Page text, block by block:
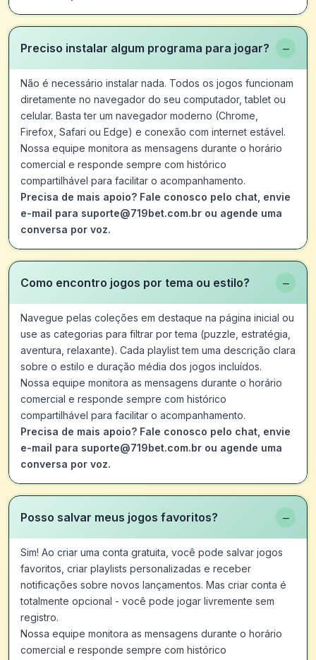
Preciso instalar algum programa para jogar? −
Não é necessário instalar nada. Todos os jogos funcionam
diretamente no navegador do seu computador, tablet ou
celular. Basta ter um navegador moderno (Chrome,
Firefox, Safari ou Edge) e conexão com internet estável.
Nossa equipe monitora as mensagens durante o horário
comercial e responde sempre com histórico
compartilhável para facilitar o acompanhamento.
Precisa de mais apoio? Fale conosco pelo chat, envie
e-mail para suporte@719bet.com.br ou agende uma
conversa por voz.
Como encontro jogos por tema ou estilo? −
Navegue pelas coleções em destaque na página inicial ou
use as categorias para filtrar por tema (puzzle, estratégia,
aventura, relaxante). Cada playlist tem uma descrição clara
sobre o estilo e duração média dos jogos incluídos.
Nossa equipe monitora as mensagens durante o horário
comercial e responde sempre com histórico
compartilhável para facilitar o acompanhamento.
Precisa de mais apoio? Fale conosco pelo chat, envie
e-mail para suporte@719bet.com.br ou agende uma
conversa por voz.
Posso salvar meus jogos favoritos? −
Sim! Ao criar uma conta gratuita, você pode salvar jogos
favoritos, criar playlists personalizadas e receber
notificações sobre novos lançamentos. Mas criar conta é
totalmente opcional - você pode jogar livremente sem
registro.
Nossa equipe monitora as mensagens durante o horário
comercial e responde sempre com histórico